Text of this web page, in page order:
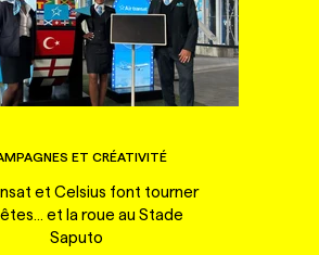
ET CRÉATIVITÉ
et Celsius font tourner
et la roue au Stade
Saputo